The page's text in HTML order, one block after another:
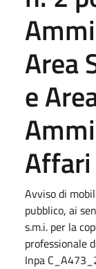
Area
e
Affari
Avviso di
pubblico, ai
s.m.i. per la
professionale
Inpa